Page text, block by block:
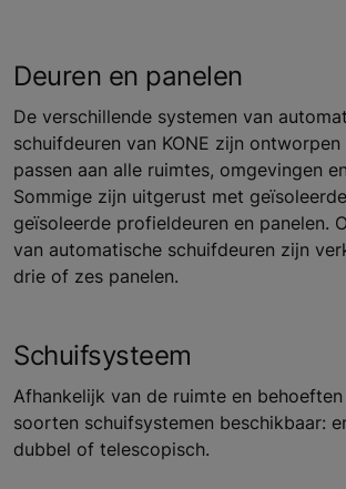
Deuren en panelen
De verschillende systemen van
schuifdeuren van KONE zijn
passen aan alle ruimtes, omgevingen
Sommige zijn uitgerust met
geïsoleerde profieldeuren en panelen.
van automatische schuifdeuren zijn
drie of zes panelen.
Schuifsysteem
Afhankelijk van de ruimte en
soorten schuifsystemen beschikbaar:
dubbel of telescopisch.